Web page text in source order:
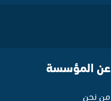
عن المؤسسة
من نحن